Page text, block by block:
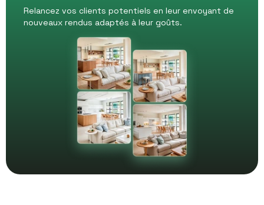
Relancez vos clients potentiels en leur envoyant de
nouveaux rendus adaptés à leur goûts.